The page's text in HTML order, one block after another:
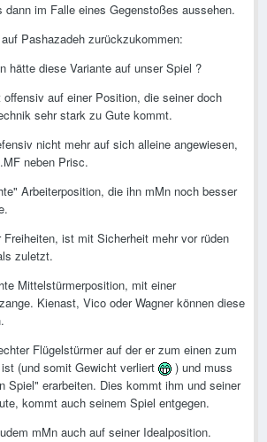
dann im Falle eines Gegenstoßes aussehen.
Pashazadeh zurückzukommen:
hätte diese Variante auf unser Spiel ?
auf einer Position, die seiner doch
sehr stark zu Gute kommt.
nicht mehr auf sich alleine angewiesen,
neben Prisc.
Arbeiterposition, die ihn mMn noch besser
ist mit Sicherheit mehr vor rüden
zuletzt.
Mittelstürmerposition, mit einer
Kienast, Vico oder Wagner können diese
Flügelstürmer auf der er zum einen zum
(und somit Gewicht verliert
) und muss
Spiel" erarbeiten. Dies kommt ihm und seiner
kommt auch seinem Spiel entgegen.
mMn auch auf seiner Idealposition.